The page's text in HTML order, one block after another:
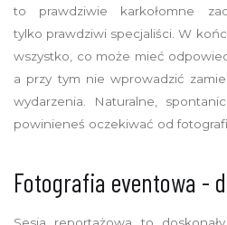
to prawdziwie karkołomne
tylko prawdziwi specjaliści. W
wszystko, co może mieć
a przy tym nie wprowadzić
wydarzenia. Naturalne,
powinieneś oczekiwać od
Fotografia eventowa -